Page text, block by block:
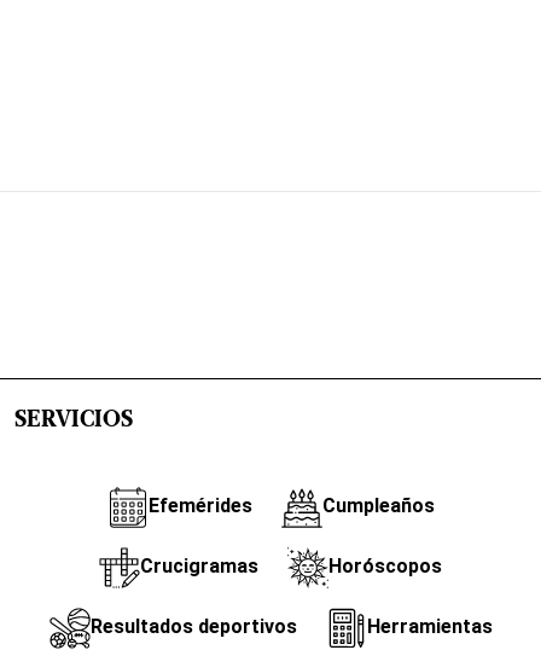
SERVICIOS
Efemérides Cumpleaños
Crucigramas Horóscopos
Resultados deportivos Herramientas